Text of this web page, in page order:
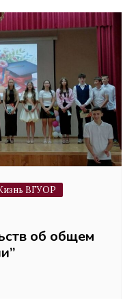
ВГУОР
об общем